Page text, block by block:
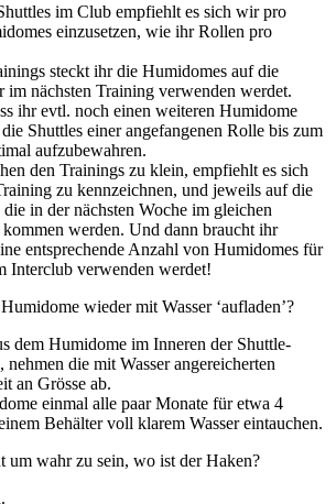
im Club empfiehlt es sich wir pro
einzusetzen, wie ihr Rollen pro
steckt ihr die Humidomes auf die
im nächsten Training verwenden werdet.
ihr evtl. noch einen weiteren Humidome
Shuttles einer angefangenen Rolle bis zum
aufzubewahren.
den Trainings zu klein, empfiehlt es sich
zu kennzeichnen, und jeweils auf die
in der nächsten Woche im gleichen
werden. Und dann braucht ihr
entsprechende Anzahl von Humidomes für
Interclub verwenden werdet!
wieder mit Wasser ‘aufladen’?
dem Humidome im Inneren der Shuttle-
die mit Wasser angereicherten
an Grösse ab.
einmal alle paar Monate für etwa 4
Behälter voll klarem Wasser eintauchen.
um wahr zu sein, wo ist der Haken?